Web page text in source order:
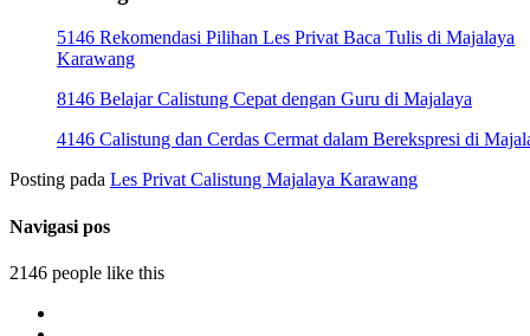
5146 Rekomendasi Pilihan Les Privat Baca Tulis di Majalaya
Karawang
8146 Belajar Calistung Cepat dengan Guru di Majalaya
4146 Calistung dan Cerdas Cermat dalam Berekspresi di
Posting pada Les Privat Calistung Majalaya Karawang
Navigasi pos
2146 people like this